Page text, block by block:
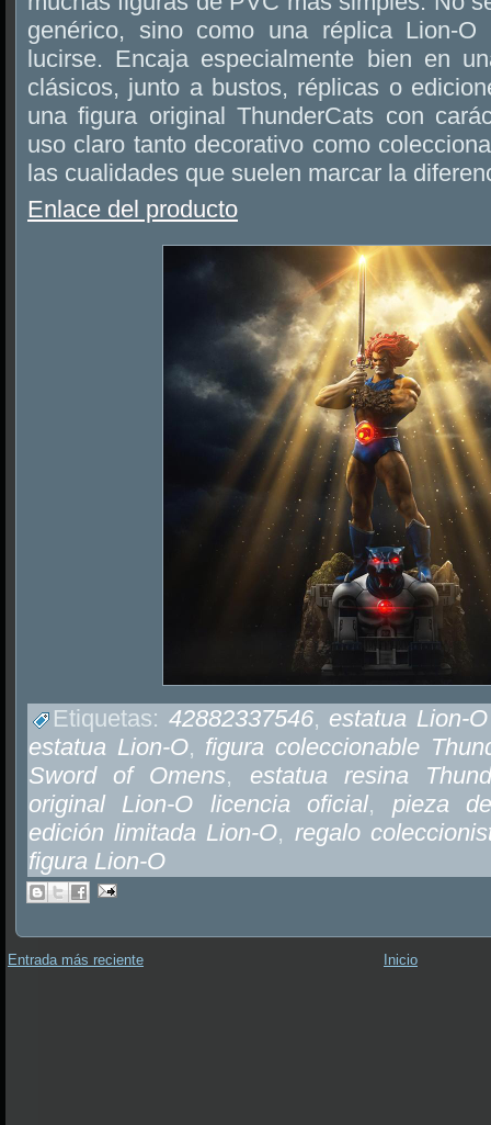
genérico, sino como una réplica Lion-
lucirse. Encaja especialmente bien en
clásicos, junto a bustos, réplicas o
una figura original ThunderCats con
uso claro tanto decorativo como
las cualidades que suelen marcar la
Enlace del producto
Etiquetas: 42882337546, estatua Lion-
estatua Lion-O, figura coleccionable
Sword of Omens, estatua resina
original Lion-O licencia oficial, pieza
edición limitada Lion-O, regalo
figura Lion-O
Entrada más reciente Inicio